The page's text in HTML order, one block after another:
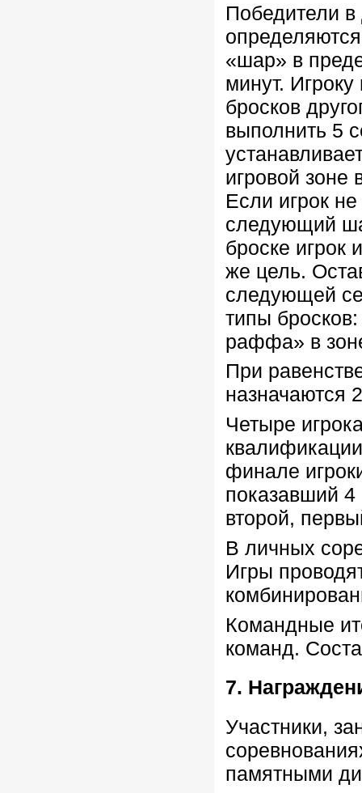
Победители
«шар» в
минут.
бросков
выполнить 5
игровой зоне
Если игрок
следующий
броске игрок
же цель.
следующей
типы
раффа» в
При
назначаются
Четыре
финале
показавший 4
второй,
В личных
Игры
Командные
команд.
7.
Участники,
памятными